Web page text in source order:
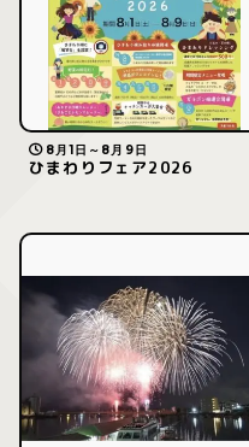
8月1日～8月9日
ひまわりフェア2026